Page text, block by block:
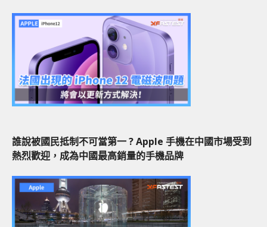
誰說被國民抵制不可當第一 ? Apple 手機在中國市場受到
熱烈歡迎，成為中國最高銷量的手機品牌